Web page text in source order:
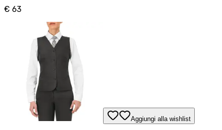
€ 63
Aggiungi alla wishlist